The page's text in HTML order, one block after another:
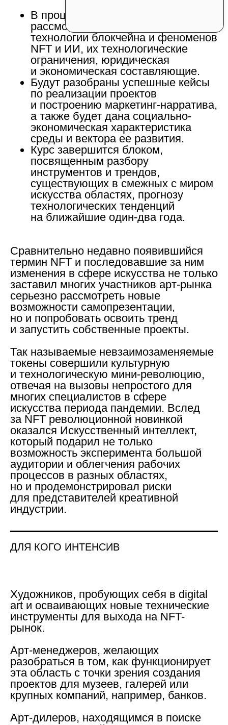
В процессе обучения будут
рассмотрены особенности
технологии блокчейна и феноменов
NFT и ИИ, их технологические
ограничения, юридическая
и экономическая составляющие.
Будут разобраны успешные кейсы
по реализации проектов
и построению маркетинг-нарратива,
а также будет дана социально-
экономическая характеристика
среды и вектора ее развития.
Курс завершится блоком,
посвященным разбору
инструментов и трендов,
существующих в смежных с миром
искусства областях, прогнозу
технологических тенденций
на ближайшие один-два года.
Сравнительно недавно появившийся
термин NFT и последовавшие за ним
изменения в сфере искусства не только
заставил многих участников арт-рынка
серьезно рассмотреть новые
возможности самопрезентации,
но и попробовать освоить тренд
и запустить собственные проекты.
Так называемые невзаимозаменяемые
токены совершили культурную
и технологическую мини-революцию,
отвечая на вызовы непростого для
многих специалистов в сфере
искусства периода пандемии. Вслед
за NFT революционной новинкой
оказался Искусственный интеллект,
который подарил не только
возможность эксперимента большой
аудитории и облегчения рабочих
процессов в разных областях,
но и продемонстрировал риски
для представителей креативной
индустрии.
ДЛЯ КОГО ИНТЕНСИВ
Художников, пробующих себя в digital
art и осваивающих новые технические
инструменты для выхода на NFT-
рынок.
Арт-менеджеров, желающих
разобраться в том, как функционирует
эта область с точки зрения создания
проектов для музеев, галерей или
крупных компаний, например, банков.
Арт-дилеров, находящимся в поиске